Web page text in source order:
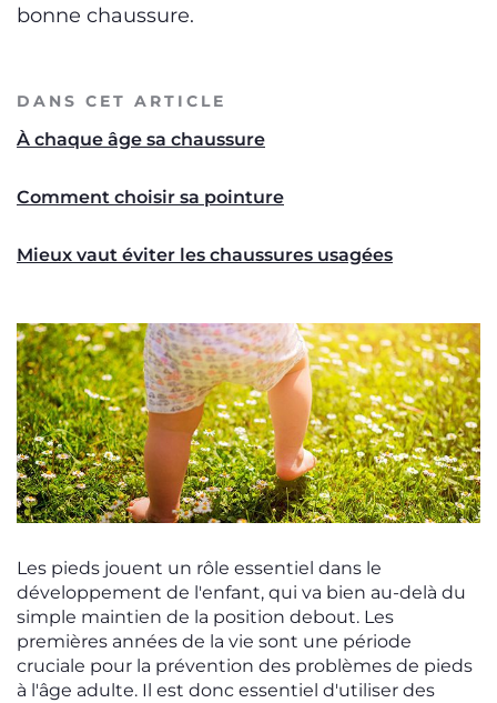
bonne chaussure.
DANS CET ARTICLE
À chaque âge sa chaussure
Comment choisir sa pointure
Mieux vaut éviter les chaussures usagées
Les pieds jouent un rôle essentiel dans le
développement de l'enfant, qui va bien au-delà du
simple maintien de la position debout. Les
premières années de la vie sont une période
cruciale pour la prévention des problèmes de pieds
à l'âge adulte. Il est donc essentiel d'utiliser des